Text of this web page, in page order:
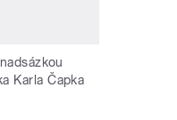
Karla Čapka